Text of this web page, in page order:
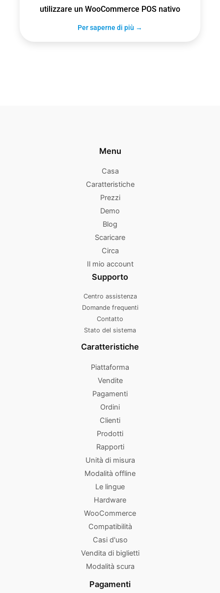
utilizzare un WooCommerce POS nativo
Per saperne di più →
Menu
Casa
Caratteristiche
Prezzi
Demo
Blog
Scaricare
Circa
Il mio account
Supporto
Centro assistenza
Domande frequenti
Contatto
Stato del sistema
Caratteristiche
Piattaforma
Vendite
Pagamenti
Ordini
Clienti
Prodotti
Rapporti
Unità di misura
Modalità offline
Le lingue
Hardware
WooCommerce
Compatibilità
Casi d'uso
Vendita di biglietti
Modalità scura
Pagamenti